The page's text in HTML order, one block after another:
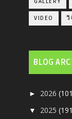
VIDEO วิ
BLOG
► 2026
▼ 2025